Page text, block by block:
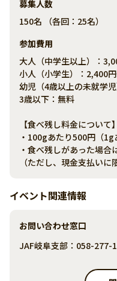
募集人数
150名 （各回：25名）
参加費用
大人（中学生以上）：
小人（小学生）：2,400
幼児（4歳以上の未就学
3歳以下：無料
【食べ残し料金について】
・100gあたり500円（1g
・食べ残しがあった場
（ただし、現金支払いに
イベント関連情報
お問い合わせ窓口
JAF岐阜支部：058-277-